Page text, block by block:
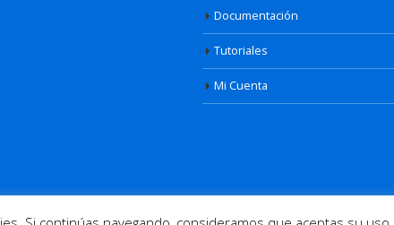
Documentación
Tutoriales
Mi Cuenta